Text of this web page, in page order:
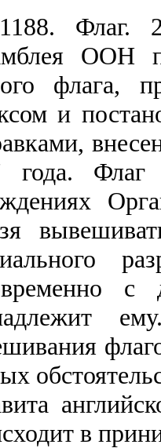
Флаг.
ООН
флага,
и
года. Флаг
с
в